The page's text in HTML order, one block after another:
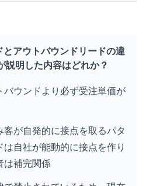
アウトバウンドリードの違
説明した内容はどれか？
バウンドより必ず受注単価が
が自発的に接点を取るパタ
自社が能動的に接点を作り
は補完関係